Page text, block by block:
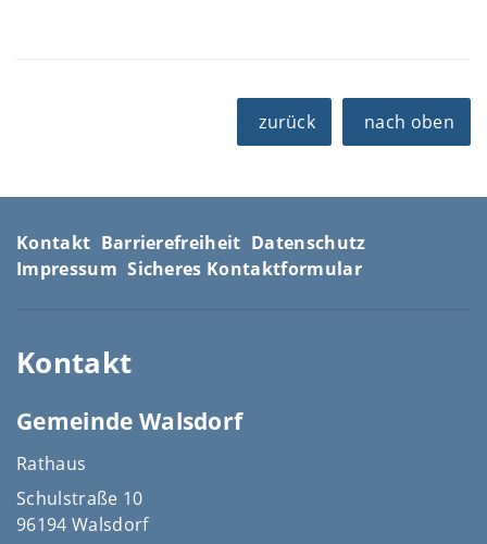
zurück nach oben
Kontakt Barrierefreiheit Datenschutz
Impressum Sicheres Kontaktformular
Kontakt
Gemeinde Walsdorf
Rathaus
Schulstraße 10
96194 Walsdorf